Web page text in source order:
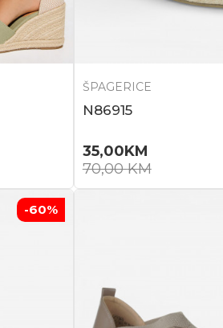
ŠPAGERICE
N86915
35,00KM
70,00KM
-60%